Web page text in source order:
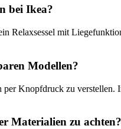
bei Ikea?
Relaxsessel mit
Modellen?
Knopfdruck zu verstellen.
Materialien zu achten?